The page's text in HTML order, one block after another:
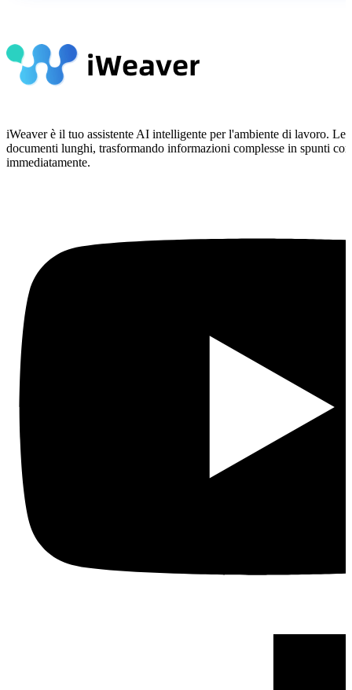
iWeaver è il tuo assistente AI intelligente per l'ambiente di lavoro.
documenti lunghi, trasformando informazioni complesse in spunti
immediatamente.